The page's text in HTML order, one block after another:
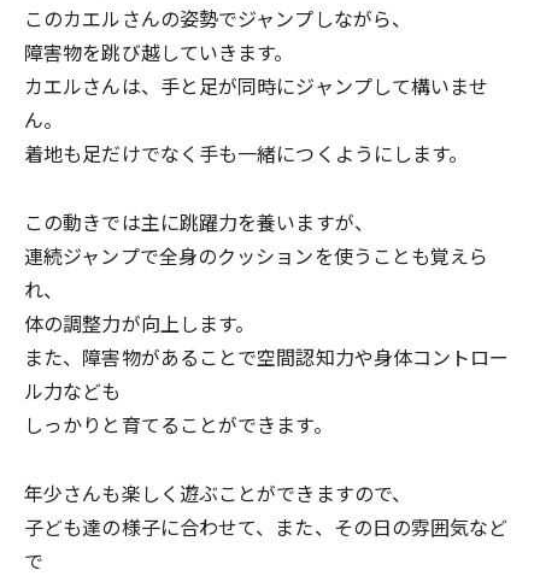
このカエルさんの姿勢でジャンプしながら、
障害物を跳び越していきます。
カエルさんは、手と足が同時にジャンプして構いませ
ん。
着地も足だけでなく手も一緒につくようにします。
この動きでは主に跳躍力を養いますが、
連続ジャンプで全身のクッションを使うことも覚えら
れ、
体の調整力が向上します。
また、障害物があることで空間認知力や身体コントロー
ル力なども
しっかりと育てることができます。
年少さんも楽しく遊ぶことができますので、
子ども達の様子に合わせて、また、その日の雰囲気など
で